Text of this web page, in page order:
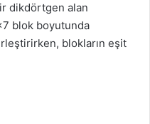
dikdörtgen alan
blok boyutunda
blokların eşit